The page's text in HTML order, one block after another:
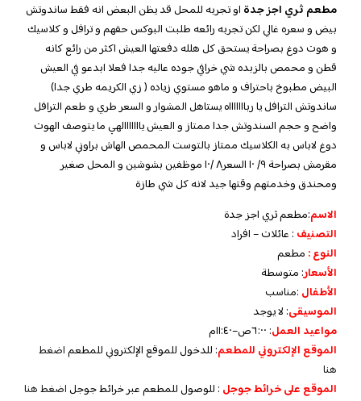
مطعم ثري اجز جدة او تجربه للمحل قد يظن البعض انه فقط ساندوتش
بيض و سعره غالي لكن تجربه رائعه طلبت البوكس حقهم و ترافل و كلاسيك
و هوت دوغ بصراحة يستحق كل هلله دفعتها العيش اكثر من رائع كانه
قطن و محمص بالزبده شي خرافي جوده عاليه جدا فعلا ابدعو في العيش
البيض مطبوخ باحتراف و ماهو مستوي زياده ( زي الكريمه طري جدا)
ساندوتش الترافل يا رباااااااه يستاهل المشوار و السعر طري و طعم الترافل
واضح و حجم السندوتش جدا ممتاز و العيش يااااااالهي ما يتوصف الهوت
دوغ لاباس به الكلاسيك ممتاز بالتوست المحمص الهاش براوني لاباس و
مقرمش بصراحة ٩/ ١٠ السعر٨ /١٠ موظفين بشوشين و المحل صغير
ومحندق وخدمتهم وقتها جيد لانه كل شي طازة
الاسم:مطعم ثري اجز جدة
التصنيف : عائلات – افراد
النوع : مطعم
الأسعار: متوسطة
الأطفال :مناسب
الموسيقى: لا يوجد
مواعيد العمل: ٦:٠٠ص–١١:٤٠م
الموقع الإلكتروني للمطعم: للدخول للموقع الإلكتروني للمطعماضغط
هنا
الموقع على خرائط جوجل : للوصول للمطعم عبر خرائط جوجل اضغط هنا